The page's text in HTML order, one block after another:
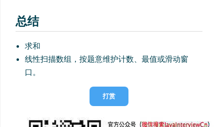
总结
求和
线性扫描数组，按题意维护计数、最值或滑动窗
口。
打赏